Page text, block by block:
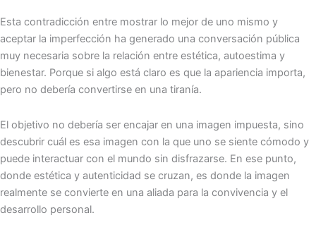
Esta contradicción entre mostrar lo mejor de uno mismo y
aceptar la imperfección ha generado una conversación pública
muy necesaria sobre la relación entre estética, autoestima y
bienestar. Porque si algo está claro es que la apariencia importa,
pero no debería convertirse en una tiranía.
El objetivo no debería ser encajar en una imagen impuesta, sino
descubrir cuál es esa imagen con la que uno se siente cómodo y
puede interactuar con el mundo sin disfrazarse. En ese punto,
donde estética y autenticidad se cruzan, es donde la imagen
realmente se convierte en una aliada para la convivencia y el
desarrollo personal.